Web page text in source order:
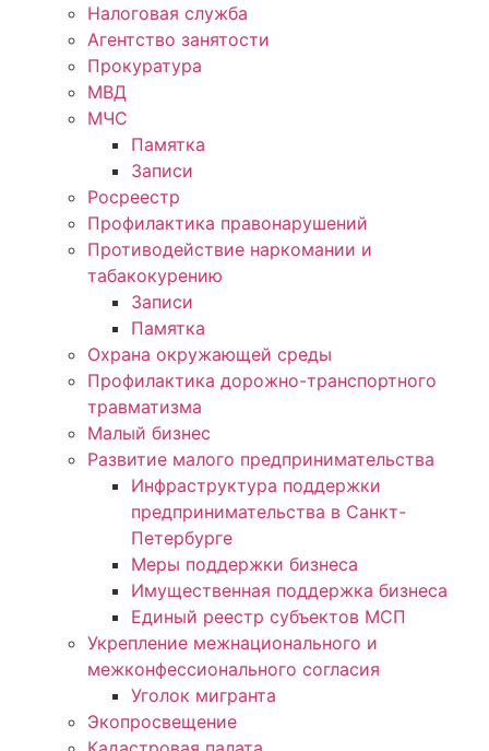
Налоговая служба
Агентство занятости
Прокуратура
МВД
МЧС
Памятка
Записи
Росреестр
Профилактика правонарушений
Противодействие наркомании и
табакокурению
Записи
Памятка
Охрана окружающей среды
Профилактика дорожно-транспортного
травматизма
Малый бизнес
Развитие малого предпринимательства
Инфраструктура поддержки
предпринимательства в Санкт-
Петербурге
Меры поддержки бизнеса
Имущественная поддержка бизнеса
Единый реестр субъектов МСП
Укрепление межнационального и
межконфессионального согласия
Уголок мигранта
Экопросвещение